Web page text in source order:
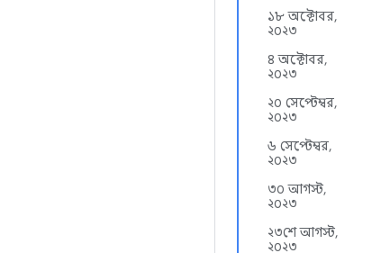
১৮ অক্টোবর,
২০২৩
৪ অক্টোবর,
২০২৩
২০ সেপ্টেম্বর,
২০২৩
৬ সেপ্টেম্বর,
২০২৩
৩০ আগস্ট,
২০২৩
২৩শে আগস্ট,
২০২৩